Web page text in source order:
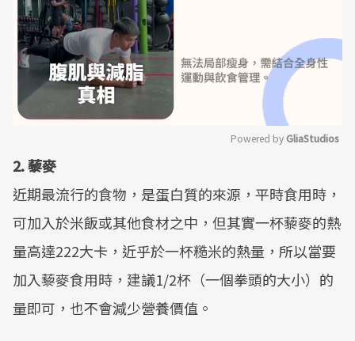
Powered by GliaStudios
2. 藜麥
近期最流行的食物，是蛋白質的來源，平時食用時，
可加入於米飯或其他食材之中，但其實一杯藜麥的熱
量高達222大卡，近乎於一杯糙米的熱量，所以當要
加入藜麥食用時，建議1/2杯（一個拳頭的大小）的
量即可，也不會減少營養價值。